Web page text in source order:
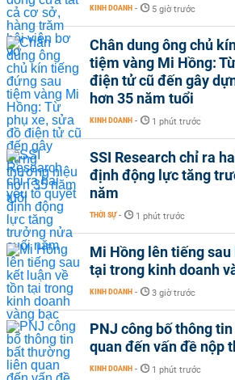
KINH DOANH - 5 giờ trước
Chân dung ông chủ
tiệm vàng Mi Hồng:
điện tử cũ đến gây
hơn 35 năm tuổi
KINH DOANH - 1 phút trước
SSI Research chỉ ra
định động lực tăng
năm
THỜI SỰ - 1 phút trước
Mi Hồng lên tiếng
tại trong kinh doanh
KINH DOANH - 3 giờ trước
PNJ công bố thông
quan đến vấn đề nộp
KINH DOANH - 1 phút trước